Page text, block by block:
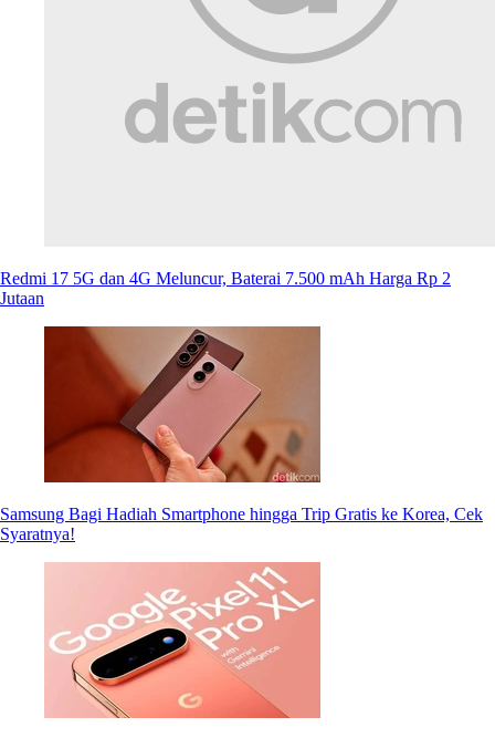
Redmi 17 5G dan 4G Meluncur, Baterai 7.500 mAh Harga Rp 2
Jutaan
Samsung Bagi Hadiah Smartphone hingga Trip Gratis ke Korea, Cek
Syaratnya!